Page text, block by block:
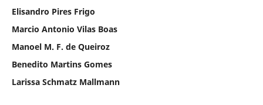
Elisandro Pires Frigo
Marcio Antonio Vilas Boas
Manoel M. F. de Queiroz
Benedito Martins Gomes
Larissa Schmatz Mallmann